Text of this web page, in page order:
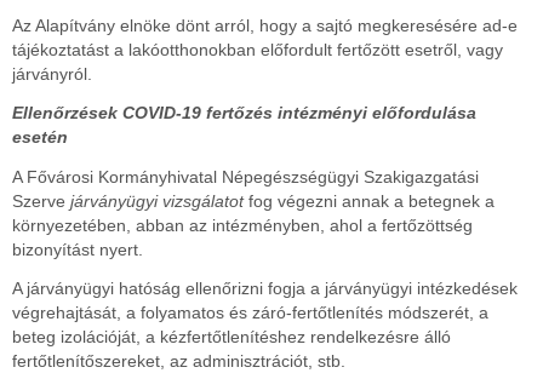
Az Alapítvány elnöke dönt arról, hogy a sajtó megkeresésére ad-e
tájékoztatást a lakóotthonokban előfordult fertőzött esetről, vagy
járványról.
Ellenőrzések COVID-19 fertőzés intézményi előfordulása
esetén
A Fővárosi Kormányhivatal Népegészségügyi Szakigazgatási
Szerve járványügyi vizsgálatotfog végezni annak a betegnek a
környezetében, abban az intézményben, ahol a fertőzöttség
bizonyítást nyert.
A járványügyi hatóság ellenőrizni fogja a járványügyi intézkedések
végrehajtását, a folyamatos és záró-fertőtlenítés módszerét, a
beteg izolációját, a kézfertőtlenítéshez rendelkezésre álló
fertőtlenítőszereket, az adminisztrációt, stb.